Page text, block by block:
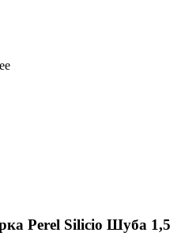
Perel Silicio Шуба 1,5